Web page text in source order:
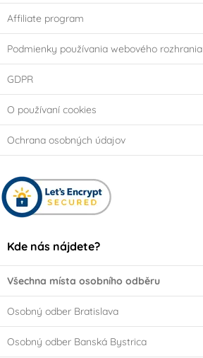
Affiliate program
Podmienky používania webového rozhrania
GDPR
O používaní cookies
Ochrana osobných údajov
Kde nás nájdete?
Všechna místa osobního odběru
Osobný odber Bratislava
Osobný odber Banská Bystrica